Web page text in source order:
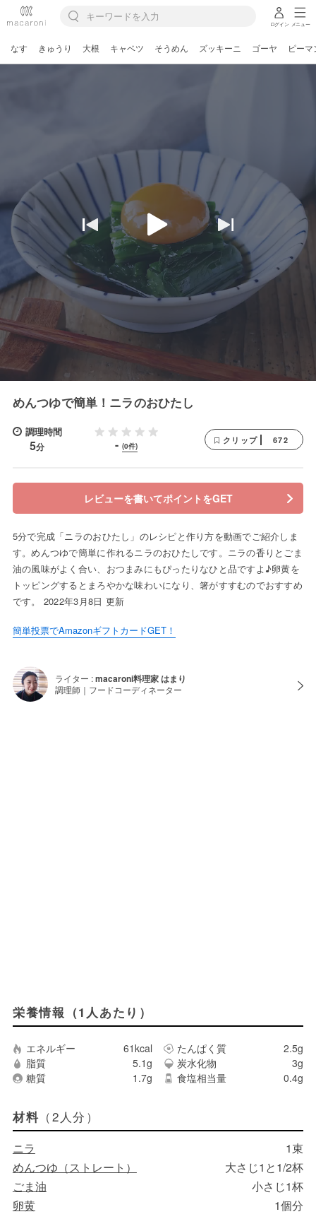
ログイン メニュー
なす きゅうり 大根 キャベツ そうめん ズッキーニ ゴーヤ ピーマ
めんつゆで簡単！ニラのおひたし
調理時間
5分 - (0件)
クリップ 672
レビューを書いてポイントをGET
5分で完成「ニラのおひたし」のレシピと作り方を動画でご紹介しま
す。めんつゆで簡単に作れるニラのおひたしです。ニラの香りとごま
油の風味がよく合い、おつまみにもぴったりなひと品ですよ♪卵黄を
トッピングするとまろやかな味わいになり、箸がすすむのでおすすめ
です。 2022年3月8日 更新
簡単投票でAmazonギフトカードGET！
ライター :macaroni料理家 はまり
調理師｜フードコーディネーター
栄養情報（1人あたり）
エネルギー 61kcal たんぱく質
2.5g
脂質
5.1g 炭水化物
3g
糖質
1.7g 食塩相当量 0.4g
材料 （2人分）
ニラ
1束
めんつゆ（ストレート）
大さじ1と1/2杯
ごま油
小さじ1杯
卵黄
1個分